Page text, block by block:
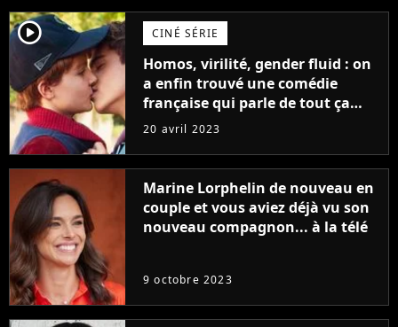
player2 CINÉ SÉRIE
Homos, virilité, gender fluid : on
a enfin trouvé une comédie
française qui parle de tout ça
sans être super ringarde
20 avril 2023
Marine Lorphelin de nouveau en
couple et vous aviez déjà vu son
nouveau compagnon... à la télé
9 octobre 2023